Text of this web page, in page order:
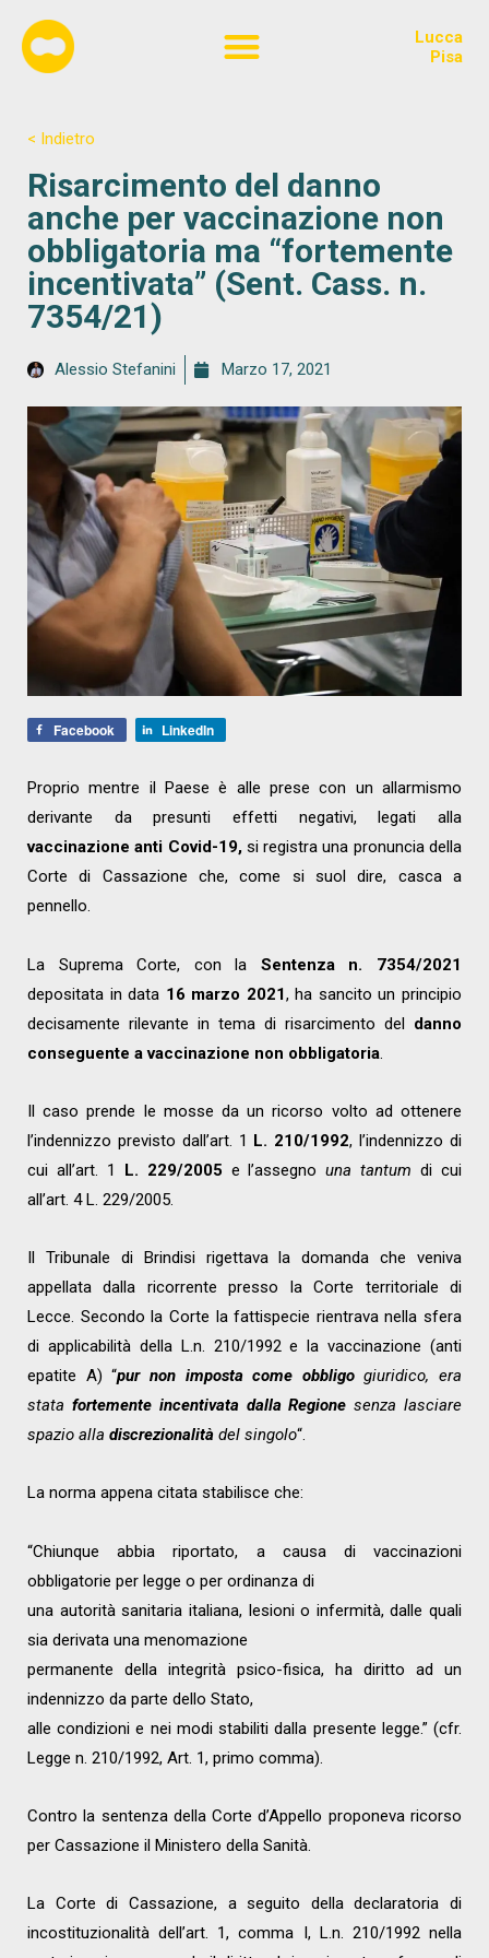
Lucca
Pisa
< Indietro
Risarcimento del danno
anche per vaccinazione non
obbligatoria ma “fortemente
incentivata” (Sent. Cass. n.
7354/21)
Alessio Stefanini Marzo 17, 2021
Facebook LinkedIn
Proprio mentre il Paese è alle prese con un allarmismo
derivante da presunti effetti negativi, legati alla
vaccinazione anti Covid-19,si registra una pronuncia della
Corte di Cassazione che, come si suol dire, casca a
pennello.
La Suprema Corte, con la Sentenza n. 7354/2021
depositata in data 16 marzo 2021, ha sancito un principio
decisamente rilevante in tema di risarcimento del danno
conseguente a vaccinazione non obbligatoria
Il caso prende le mosse da un ricorso volto ad ottenere
l’indennizzo previsto dall’art. 1 L. 210/1992, l’indennizzo di
cui all’art. 1 L. 229/2005 e l’assegnouna tantum di cui
all’art. 4 L. 229/2005.
Il Tribunale di Brindisi rigettava la domanda che veniva
appellata dalla ricorrente presso la Corte territoriale di
Lecce. Secondo la Corte la fattispecie rientrava nella sfera
di applicabilità della L.n. 210/1992 e la vaccinazione (anti
epatite A) “pur non imposta come obbligogiuridico, era
stata fortemente incentivata dalla Regione senza lasciare
spazio alla discrezionalità del singolo“.
La norma appena citata stabilisce che:
“Chiunque abbia riportato, a causa di vaccinazioni
obbligatorie per legge o per ordinanza di
una autorità sanitaria italiana, lesioni o infermità, dalle quali
sia derivata una menomazione
permanente della integrità psico-fisica, ha diritto ad un
indennizzo da parte dello Stato,
alle condizioni e nei modi stabiliti dalla presente legge.” (cfr.
Legge n. 210/1992, Art. 1, primo comma).
Contro la sentenza della Corte d’Appello proponeva ricorso
per Cassazione il Ministero della Sanità.
La Corte di Cassazione, a seguito della declaratoria di
incostituzionalità dell’art. 1, comma I, L.n. 210/1992 nella